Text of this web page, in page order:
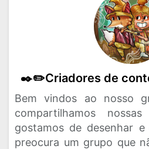
Bem vindos ao nosso
compartilhamos
gostamos de desenhar
preocura um grupo que